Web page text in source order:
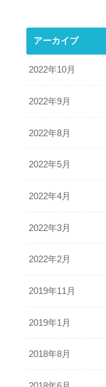
アーカイブ
2022年10月
2022年9月
2022年8月
2022年5月
2022年4月
2022年3月
2022年2月
2019年11月
2019年1月
2018年8月